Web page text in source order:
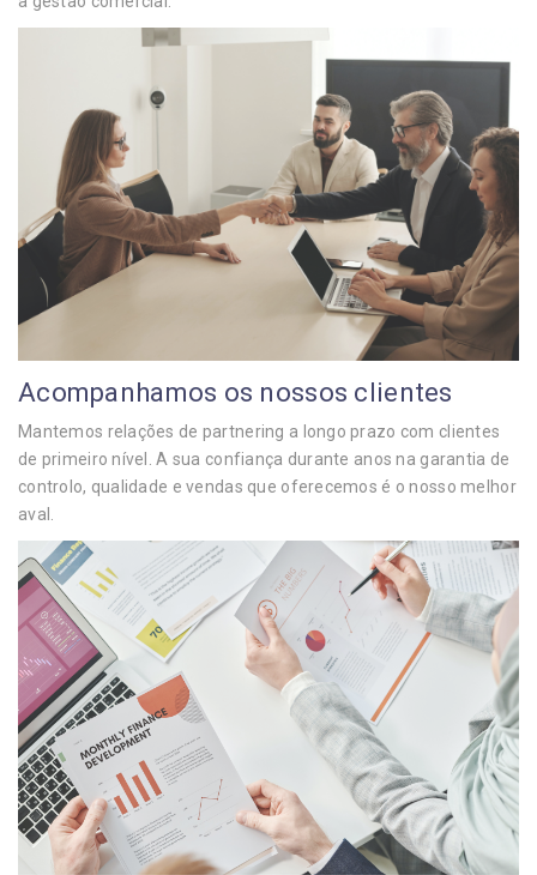
Acompanhamos os nossos clientes
Mantemos relações de partnering a longo prazo com clientes
de primeiro nível. A sua confiança durante anos na garantia de
controlo, qualidade e vendas que oferecemos é o nosso melhor
aval.